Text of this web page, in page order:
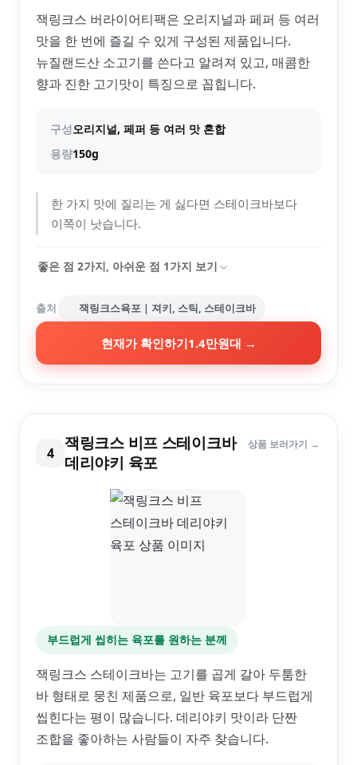
잭링크스 버라이어티팩은 오리지널과 페퍼 등 여러
맛을 한 번에 즐길 수 있게 구성된 제품입니다.
뉴질랜드산 소고기를 쓴다고 알려져 있고, 매콤한
향과 진한 고기맛이 특징으로 꼽힙니다.
구성오리지널, 페퍼 등 여러 맛 혼합
용량150g
한 가지 맛에 질리는 게 싫다면 스테이크바보다
이쪽이 낫습니다.
좋은 점 2가지, 아쉬운 점 1가지 보기
출처 잭링크스육포 | 져키, 스틱, 스테이크바
현재가 확인하기1.4만원대 →
4
잭링크스 비프 스테이크바
데리야키 육포
상품 보러가기 →
부드럽게 씹히는 육포를 원하는 분께
잭링크스 스테이크바는 고기를 곱게 갈아 두툼한
바 형태로 뭉친 제품으로, 일반 육포보다 부드럽게
씹힌다는 평이 많습니다. 데리야키 맛이라 단짠
조합을 좋아하는 사람들이 자주 찾습니다.